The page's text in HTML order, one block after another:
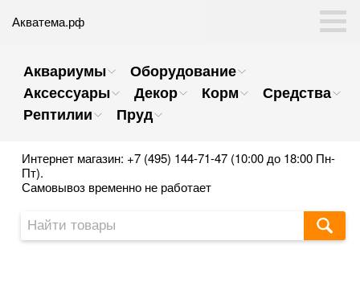
Акватема.рф
Аквариумы
Оборудование
Аксессуары
Декор Корм
Средства
Рептилии
Пруд
Интернет магазин: +7 (495) 144-71-47 (10:00 до 18:00 Пн-
Пт).
Самовывоз временно не работает